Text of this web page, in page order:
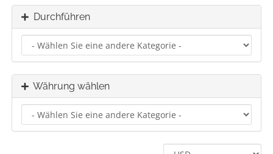
Durchführen
Währung wählen